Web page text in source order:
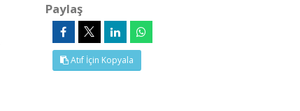
Paylaş
Atıf İçin Kopyala